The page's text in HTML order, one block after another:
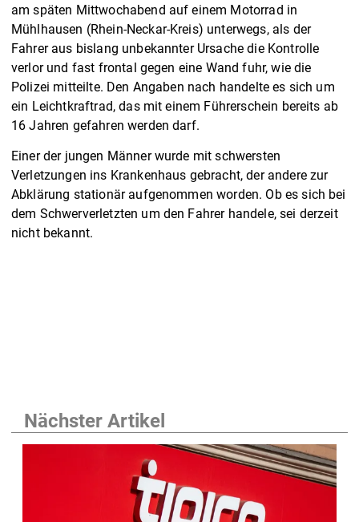
am späten Mittwochabend auf einem Motorrad in
Mühlhausen (Rhein-Neckar-Kreis) unterwegs, als der
Fahrer aus bislang unbekannter Ursache die Kontrolle
verlor und fast frontal gegen eine Wand fuhr, wie die
Polizei mitteilte. Den Angaben nach handelte es sich um
ein Leichtkraftrad, das mit einem Führerschein bereits ab
16 Jahren gefahren werden darf.
Einer der jungen Männer wurde mit schwersten
Verletzungen ins Krankenhaus gebracht, der andere zur
Abklärung stationär aufgenommen worden. Ob es sich bei
dem Schwerverletzten um den Fahrer handele, sei derzeit
nicht bekannt.
Nächster Artikel